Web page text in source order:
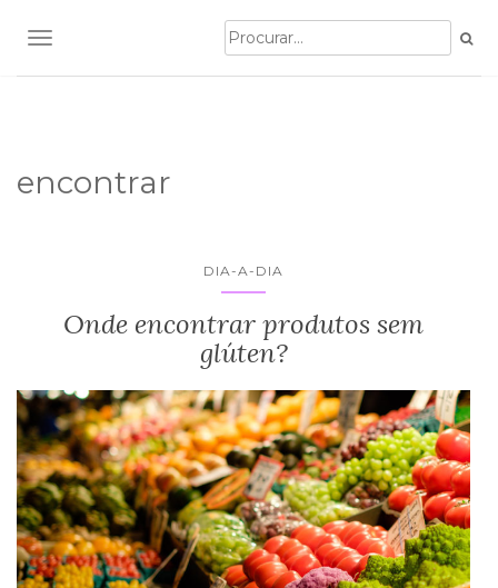
TOGGLE NAVIGATION
encontrar
DIA-A-DIA
Onde encontrar produtos sem
glúten?